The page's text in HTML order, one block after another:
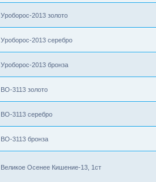
Уроборос-2013 золото
Уроборос-2013 серебро
Уроборос-2013 бронза
BO-3113 золото
BO-3113 серебро
BO-3113 бронза
Великое Осенее Кишение-13, 1ст